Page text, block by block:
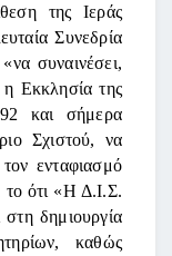
της Ιεράς
Συνεδρία
συναινέσει,
η Εκκλησία της
και σήμερα
Σχιστού, να
ενταφιασμό
το ότι «Η Δ.Ι.Σ.
στη δημιουργία
καθώς